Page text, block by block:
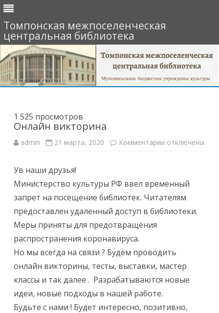
Томпонская межпоселенческая
центральная библиотека
1 525 просмотров
Онлайн викторина
admin 21 марта, 2020 Комментарии котключены
Ув наши друзья!
Министерство культуры РФ ввел временный
запрет на посещение библиотек. Читателям
предоставлен удаленный доступ в библиотеки.
Меры приняты для предотвращения
распространения коронавируса.
Но мы всегда на связи ? Будем проводить
онлайн викторины, тесты, выставки, мастер
классы и так далее . Разрабатываются новые
идеи, новые подходы в нашей работе.
Будьте с нами ! Будет интересно, позитивно,